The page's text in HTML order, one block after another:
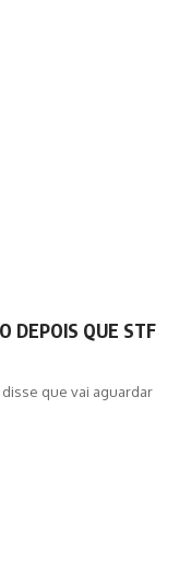
DEPOIS QUE STF
que vai aguardar